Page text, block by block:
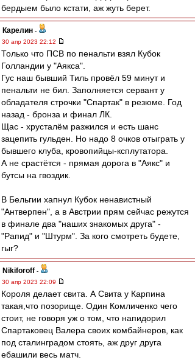
бердыем было кстати, аж жуть берет.
Карелин -
30 апр 2023 22:12
Только что ПСВ по пенальти взял Кубок
Голландии у "Аякса".
Гус наш бывший Тиль провёл 59 минут и
пенальти не бил. Заполняется сервант у
обладателя строчки "Спартак" в резюме. Год
назад - бронза и финал ЛК.
Щас - хрусталём разжился и есть шанс
зацепить гульден. Но надо 8 очков отыграть у
бывшего клуба, кровопийцы-ксплутатора.
А не срастётся - прямая дорога в "Аякс" и
бутсы на гвоздик.
В Бельгии хапнул Кубок ненавистный
"Антверпен", а в Австрии прям сейчас режутся
в финале два "наших знакомых друга" -
"Рапид" и "Штурм". За кого смотреть будете,
гыг?
Nikiforoff -
30 апр 2023 22:09
Короля делает свита. А Свита у Карпина
такая,что позорище. Один Комличенко чего
стоит, не говоря уж о том, что напидорил
Спартаковец Валера своих комбайнеров, как
под сталинградом стоять, аж друг друга
ебашили весь матч.